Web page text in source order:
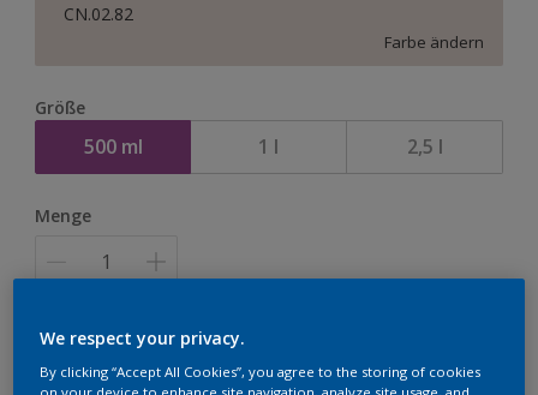
CN.02.82
Farbe ändern
Größe
500 ml 1 l 2,5 l
Menge
Zur Einkaufsliste hinzufügen
We respect your privacy.
By clicking “Accept All Cookies”, you agree to the storing of cookies